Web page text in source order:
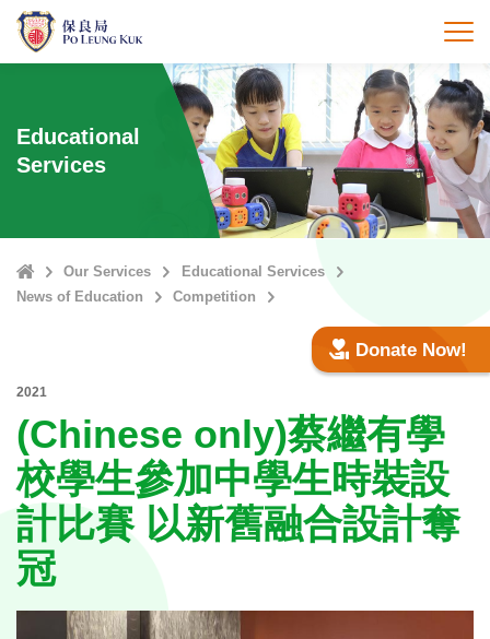
Skip
main
打
Educational
Services
HomeOur Services
Educational Services
News of Education
Competition
Donate Now!
2021
(Chinese only)蔡繼有學
校學生參加中學生時裝設
計比賽 以新舊融合設計奪
冠